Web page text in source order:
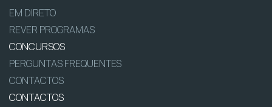
EM DIRETO
REVER PROGRAMAS
CONCURSOS
PERGUNTAS FREQUENTES
CONTACTOS
CONTACTOS